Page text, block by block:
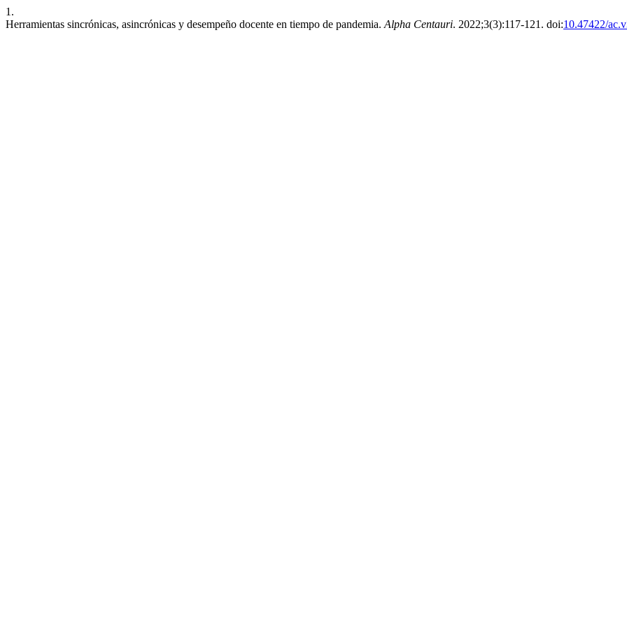
1.
Herramientas sincrónicas, asincrónicas y desempeño docente en tiempo de pandemia. Alpha Centauri. 2022;3(3):117-121. doi:10.47422/